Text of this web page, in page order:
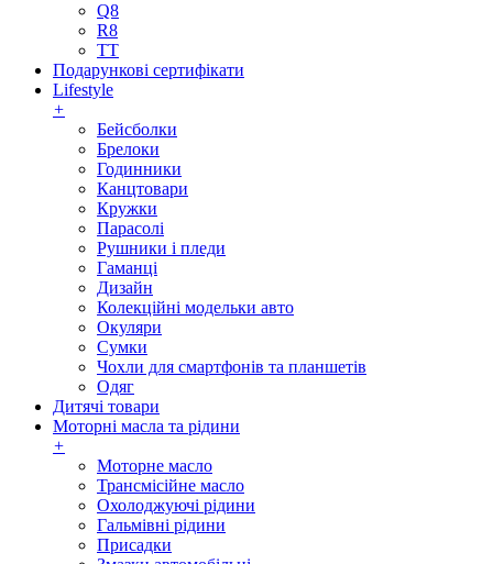
Q8
R8
TT
Подарункові сертифікати
Lifestyle
+
Бейсболки
Брелоки
Годинники
Канцтовари
Кружки
Парасолі
Рушники і пледи
Гаманці
Дизайн
Колекційні модельки авто
Окуляри
Сумки
Чохли для смартфонів та планшетів
Одяг
Дитячі товари
Моторні масла та рідини
+
Моторне масло
Трансмісійне масло
Охолоджуючі рідини
Гальмівні рідини
Присадки